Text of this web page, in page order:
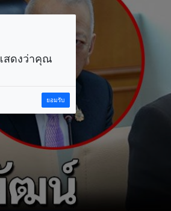
สดงว่าคุณ
ยอมรับ